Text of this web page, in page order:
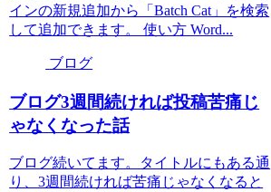
インの新規追加から「Batch Cat」を検索
して追加できます。 使い方 Word...
ブログ
ブログ3週間続ければ投稿苦痛じ
ゃなくなった話
ブログ続いてます。タイトルにもある通
り、3週間続ければ苦痛じゃなくなると